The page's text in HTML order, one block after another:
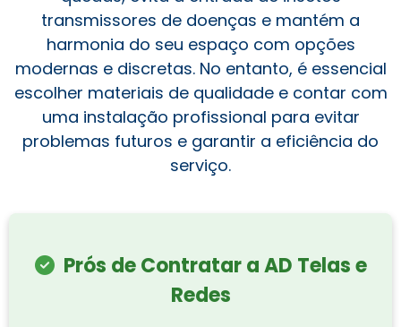
transmissores de doenças e mantém a
harmonia do seu espaço com opções
modernas e discretas. No entanto, é essencial
escolher materiais de qualidade e contar com
uma instalação profissional para evitar
problemas futuros e garantir a eficiência do
serviço.
Prós de Contratar a AD Telas e
Redes